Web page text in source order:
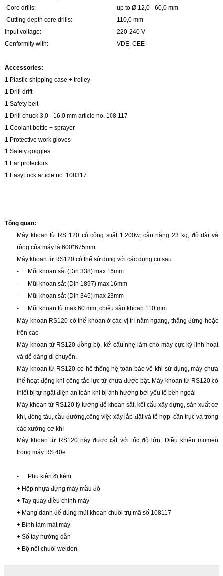
Core drills:
up to Ø 12,0 - 60,0 mm
Cutting depth core drills:
110,0 mm
Input voltage:
220-240 V
Conformity with:
VDE, CEE
Accessories:
1 Plastic shipping case + trolley
1 Drill drift
1 Safety belt
1 Drill chuck 3,0 - 16,0 mm article no. 108 117
1 Coolant bottle + sprayer
1 Protective work gloves
1 Safety goggles
1 Ear protectors
1 EasyLock article no. 108317
Tổng quan:
Máy khoan từ RS 120 có công suất 1.200w, cân nặng 23 kg, độ dài và
rộng của máy là 600*675mm
Máy khoan từ RS120 có thể sử dụng với các dụng cụ sau
-
Mũi khoan sắt (Din 338) max 16mm
-
Mũi khoan sắt (Din 1897) max 16mm
-
Mũi khoan sắt (Din 345) max 23mm
-
Mũi khoan từ max 60 mm, chiều sâu khoan 110 mm
Máy khoan RS120 có thể khoan ở các vị trí nằm ngang, thẳng đứng hoặc
trên cao
Máy khoan từ RS120 đồng bộ, kết cấu nhẹ làm cho máy cực kỳ linh hoạt
và dễ dàng di chuyển.
Máy khoan từ RS120 có hệ thống hệ toàn bảo vệ khi sử dụng, máy chưa
thể hoạt động khi công tắc lực từ chưa được bật. Máy khoan từ RS120 có
thiết bị tự ngắt điện an toàn khi bị ảnh hưởng bởi yếu tố bên ngoài
Máy khoan từ RS120 lý tưởng để khoan sắt, kết cấu xây dựng, sản xuất cơ
khí, đóng tàu, cầu đường,công việc xây lắp đặt và tổ hợp cần trục và trong
các xưởng cơ khí
Máy khoan từ RS120 này được cắt với tốc độ lớn. Điều khiển momen
trong máy RS 40e
-
Phụ kiện đi kèm
+ Hộp nhựa đựng máy mầu đỏ
+ Tay quay điều chỉnh máy
+ Mang danh để dùng mũi khoan chuôi trụ mã số 108117
+ Bình làm mát máy
+ Sổ tay hướng dẫn
+ Bộ nối chuôi weldon